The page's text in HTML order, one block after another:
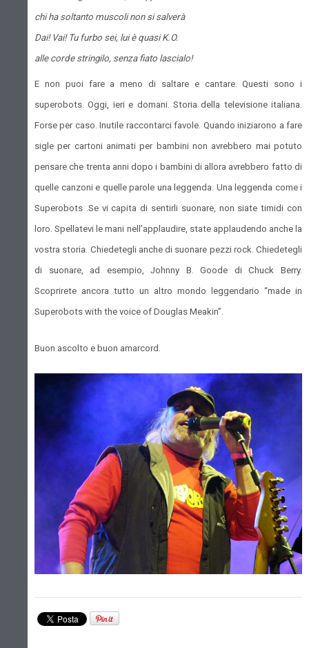
chi ha soltanto muscoli non si salverà
Dai! Vai! Tu furbo sei, lui è quasi K.O.
alle corde stringilo, senza fiato lascialo!
E non puoi fare a meno di saltare e cantare. Questi sono i
superobots. Oggi, ieri e domani. Storia della televisione italiana.
Forse per caso. Inutile raccontarci favole. Quando iniziarono a fare
sigle per cartoni animati per bambini non avrebbero mai potuto
pensare che trenta anni dopo i bambini di allora avrebbero fatto di
quelle canzoni e quelle parole una leggenda. Una leggenda come i
Superobots .Se vi capita di sentirli suonare, non siate timidi con
loro. Spellatevi le mani nell’applaudire, state applaudendo anche la
vostra storia. Chiedetegli anche di suonare pezzi rock. Chiedetegli
di suonare, ad esempio, Johnny B. Goode di Chuck Berry.
Scoprirete ancora tutto un altro mondo leggendario “made in
Superobots with the voice of Douglas Meakin”.
Buon ascolto e buon amarcord.